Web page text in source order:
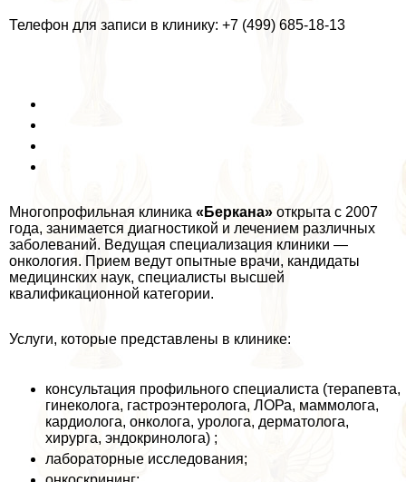
Телефон для записи в клинику: +7 (499) 685-18-13
Многопрофильная клиника «Беркана» открыта с 2007
года, занимается диагностикой и лечением различных
заболеваний. Ведущая специализация клиники —
oнкoлoгия. Прием ведут опытные врачи, кандидаты
медицинских наук, специалисты высшей
квалификационной категории.
Услуги, которые представлены в клинике:
консультация профильного специалиста (терапевта,
гинеколога, гастроэнтеролога, ЛОРа, маммолога,
кардиолога, oнкoлoга, уролога, дерматолога,
хирурга, эндокринолога) ;
лабораторные исследования;